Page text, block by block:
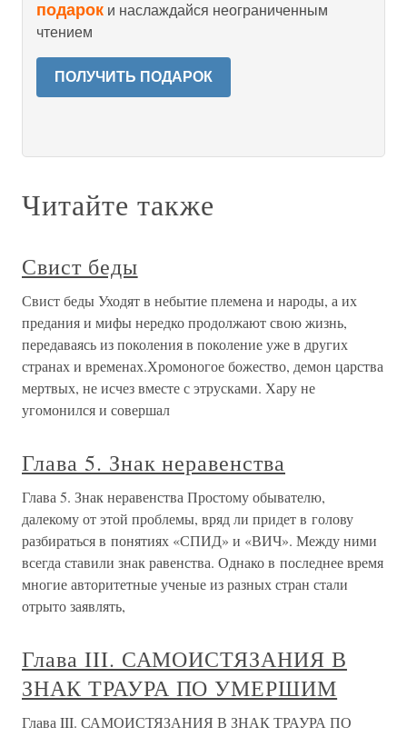
подарок и наслаждайся неограниченным
чтением
ПОЛУЧИТЬ ПОДАРОК
Читайте также
Свист беды
Свист беды Уходят в небытие племена и народы, а их
предания и мифы нередко продолжают свою жизнь,
передаваясь из поколения в поколение уже в других
странах и временах.Хромоногое божество, демон царства
мертвых, не исчез вместе с этрусками. Хару не
угомонился и совершал
Глава 5. Знак неравенства
Глава 5. Знак неравенства Простому обывателю,
далекому от этой проблемы, вряд ли придет в голову
разбираться в понятиях «СПИД» и «ВИЧ». Между ними
всегда ставили знак равенства. Однако в последнее время
многие авторитетные ученые из разных стран стали
отрыто заявлять,
Глава III. САМОИСТЯЗАНИЯ В
ЗНАК ТРАУРА ПО УМЕРШИМ
Глава III. САМОИСТЯЗАНИЯ В ЗНАК ТРАУРА ПО